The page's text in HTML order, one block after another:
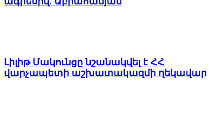
Լիլիթ Մակունցը նշանակվել է ՀՀ
վարչապետի աշխատակազմի ղեկավար